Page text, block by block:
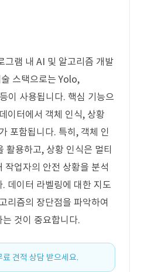
그램 내 AI 및 알고리즘 개발
스택으로는 Yolo,
사용됩니다. 핵심 기능으
이터에서 객체 인식, 상황
포함됩니다. 특히, 객체 인
활용하고, 상황 인식은 멀티
작업자의 안전 상황을 분석
데이터 라벨링에 대한 지도
리즘의 장단점을 파악하여
것이 중요합니다.
료 견적 상담 받으세요.